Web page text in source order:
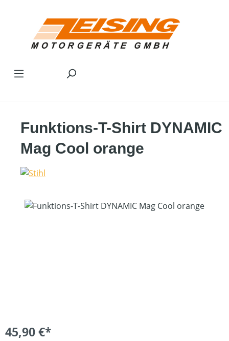
Funktions-T-Shirt DYNAMIC
Mag Cool orange
Bildergalerie überspringen
45,90 €*